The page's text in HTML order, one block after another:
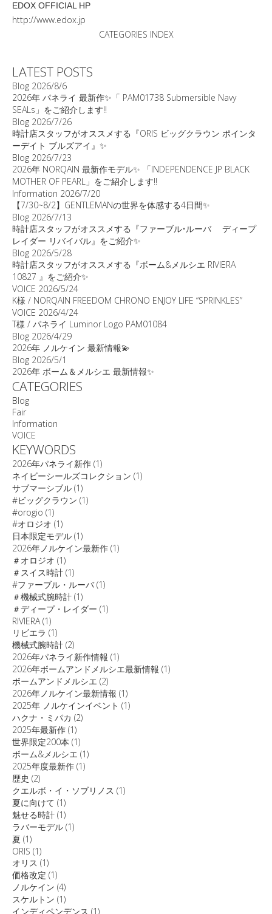
EDOX OFFICIAL HP
http://www.edox.jp
CATEGORIES INDEX
LATEST POSTS
Blog 2026/8/6
2026年 パネライ 最新作✨「 PAM01738 Submersible Navy
SEALs」をご紹介します‼️
Blog 2026/7/26
時計店スタッフがオススメする『ORIS ビッグクラウン ポインタ
ーデイト ブルズアイ』✨
Blog 2026/7/23
2026年 NORQAIN 最新作モデル✨ 「INDEPENDENCE JP BLACK
MOTHER OF PEARL」をご紹介します‼️
Information 2026/7/20
【7/30~8/2】GENTLEMANの世界を体感する4日間✨
Blog 2026/7/13
時計店スタッフがオススメする『ファーブル•ルーバ ディープ
レイダー リバイバル』をご紹介✨
Blog 2026/5/28
時計店スタッフがオススメする『ボーム&メルシエ RIVIERA
10827 』をご紹介✨
VOICE 2026/5/24
K様 / NORQAIN FREEDOM CHRONO ENJOY LIFE “SPRINKLES”
VOICE 2026/4/24
T様 / パネライ Luminor Logo PAM01084
Blog 2026/4/29
2026年 ノルケイン 最新情報💫
Blog 2026/5/1
2026年 ボーム＆メルシエ 最新情報✨
CATEGORIES
Blog
Fair
Information
VOICE
KEYWORDS
2026年パネライ新作 (1)
ネイビーシールズコレクション (1)
サブマーシブル (1)
#ビッグクラウン (1)
#orogio (1)
#オロジオ (1)
日本限定モデル (1)
2026年ノルケイン最新作 (1)
＃オロジオ (1)
＃スイス時計 (1)
#ファーブル・ルーバ(1)
＃機械式腕時計 (1)
＃ディープ・レイダー (1)
RIVIERA(1)
リビエラ (1)
機械式腕時計 (2)
2026年パネライ新作情報 (1)
2026年ボームアンドメルシエ最新情報 (1)
ボームアンドメルシエ (2)
2026年ノルケイン最新情報 (1)
2025年 ノルケインイベント (1)
ハクナ・ミパカ (2)
2025年最新作 (1)
世界限定200本 (1)
ボーム&メルシエ (1)
2025年度最新作 (1)
歴史 (2)
クエルボ・イ・ソブリノス (1)
夏に向けて (1)
魅せる時計 (1)
ラバーモデル (1)
夏 (1)
ORIS (1)
オリス (1)
価格改定 (1)
ノルケイン (4)
スケルトン (1)
インディペンデンス (1)